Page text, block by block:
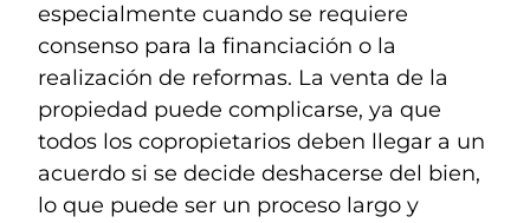
especialmente cuando se requiere
consenso para la financiación o la
realización de reformas. La venta de la
propiedad puede complicarse, ya que
todos los copropietarios deben llegar a un
acuerdo si se decide deshacerse del bien,
lo que puede ser un proceso largo y